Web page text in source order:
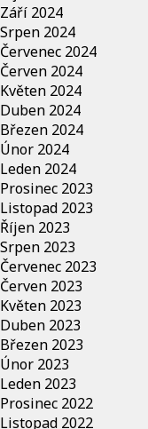
Září 2024
Srpen 2024
Červenec 2024
Červen 2024
Květen 2024
Duben 2024
Březen 2024
Únor 2024
Leden 2024
Prosinec 2023
Listopad 2023
Říjen 2023
Srpen 2023
Červenec 2023
Červen 2023
Květen 2023
Duben 2023
Březen 2023
Únor 2023
Leden 2023
Prosinec 2022
Listopad 2022